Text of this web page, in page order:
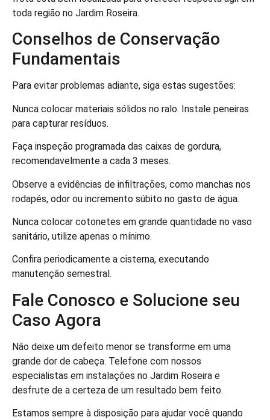
toda região no Jardim Roseira.
Conselhos de Conservação
Fundamentais
Para evitar problemas adiante, siga estas sugestões:
Nunca colocar materiais sólidos no ralo. Instale peneiras
para capturar resíduos.
Faça inspeção programada das caixas de gordura,
recomendavelmente a cada 3 meses.
Observe a evidências de infiltrações, como manchas nos
rodapés, odor ou incremento súbito no gasto de água.
Nunca colocar cotonetes em grande quantidade no vaso
sanitário, utilize apenas o mínimo.
Confira periodicamente a cisterna, executando
manutenção semestral.
Fale Conosco e Solucione seu
Caso Agora
Não deixe um defeito menor se transforme em uma
grande dor de cabeça. Telefone com nossos
especialistas em instalações no Jardim Roseira e
desfrute de a certeza de um resultado bem feito.
Estamos sempre à disposição para ajudar você quando